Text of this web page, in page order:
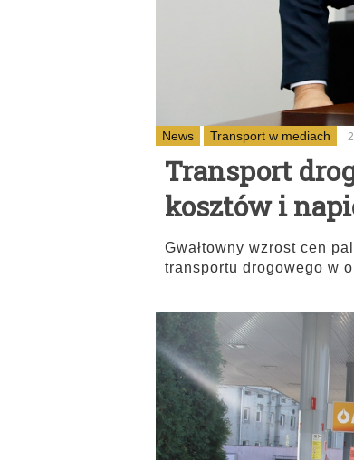
News Transport w mediach
Transport
kosztów i
Gwałtowny wzrost cen
transportu drogowego w